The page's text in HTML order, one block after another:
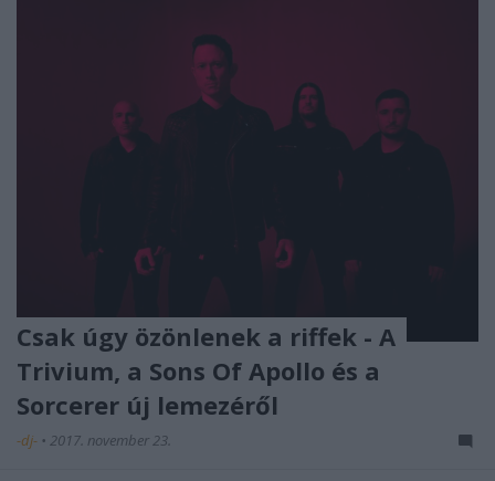
Csak úgy özönlenek a riffek - A
Trivium, a Sons Of Apollo és a
Sorcerer új lemezéről
-dj- • 2017. november 23.